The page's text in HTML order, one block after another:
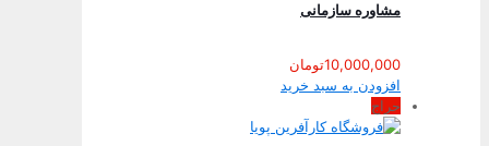
مشاوره سازمانی
10,000,000تومان
افزودن به سبد خرید
حراج